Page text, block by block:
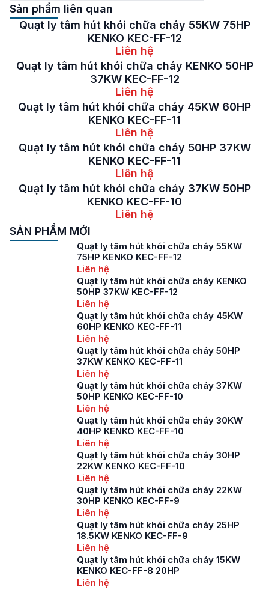
Sản phẩm liên quan
Quạt ly tâm hút khói chữa cháy 55KW 75HP
KENKO KEC-FF-12
Liên hệ
Quạt ly tâm hút khói chữa cháy KENKO 50HP
37KW KEC-FF-12
Liên hệ
Quạt ly tâm hút khói chữa cháy 45KW 60HP
KENKO KEC-FF-11
Liên hệ
Quạt ly tâm hút khói chữa cháy 50HP 37KW
KENKO KEC-FF-11
Liên hệ
Quạt ly tâm hút khói chữa cháy 37KW 50HP
KENKO KEC-FF-10
Liên hệ
SẢN PHẨM MỚI
Quạt ly tâm hút khói chữa cháy 55KW
75HP KENKO KEC-FF-12
Liên hệ
Quạt ly tâm hút khói chữa cháy KENKO
50HP 37KW KEC-FF-12
Liên hệ
Quạt ly tâm hút khói chữa cháy 45KW
60HP KENKO KEC-FF-11
Liên hệ
Quạt ly tâm hút khói chữa cháy 50HP
37KW KENKO KEC-FF-11
Liên hệ
Quạt ly tâm hút khói chữa cháy 37KW
50HP KENKO KEC-FF-10
Liên hệ
Quạt ly tâm hút khói chữa cháy 30KW
40HP KENKO KEC-FF-10
Liên hệ
Quạt ly tâm hút khói chữa cháy 30HP
22KW KENKO KEC-FF-10
Liên hệ
Quạt ly tâm hút khói chữa cháy 22KW
30HP KENKO KEC-FF-9
Liên hệ
Quạt ly tâm hút khói chữa cháy 25HP
18.5KW KENKO KEC-FF-9
Liên hệ
Quạt ly tâm hút khói chữa cháy 15KW
KENKO KEC-FF-8 20HP
Liên hệ